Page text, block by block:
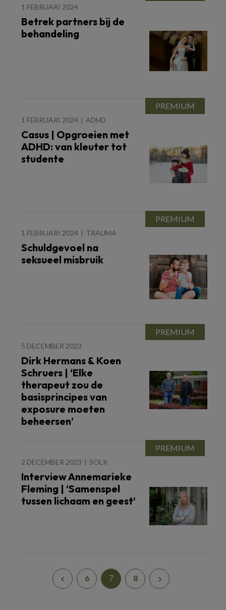
1 FEBRUARI 2024
Betrek partners bij de
behandeling
1 FEBRUARI 2024 ADHD
Casus | Opgroeien met
ADHD: van kleuter tot
studente
1 FEBRUARI 2024 TRAUMA
Schuldgevoel na
seksueel misbruik
5 DECEMBER 2023
Dirk Hermans & Koen
Schruers | ‘Elke
therapeut zou de
basisprincipes van
exposure moeten
beheersen’
2 DECEMBER 2023 SOLK
Interview Annemarieke
Fleming | ‘Samenspel
tussen lichaam en geest’
6 7 8